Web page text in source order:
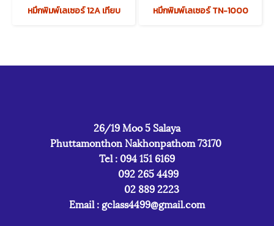
หมึกพิมพ์เลเซอร์ 12A เทียบ หมึกพิมพ์เลเซอร์ TN-1000
26/19 Moo 5 Salaya
Phuttamonthon Nakhonpathom 73170
Tel : 094 151 6169
092 265 4499
02 889 2223
Email : gclass4499@gmail.com